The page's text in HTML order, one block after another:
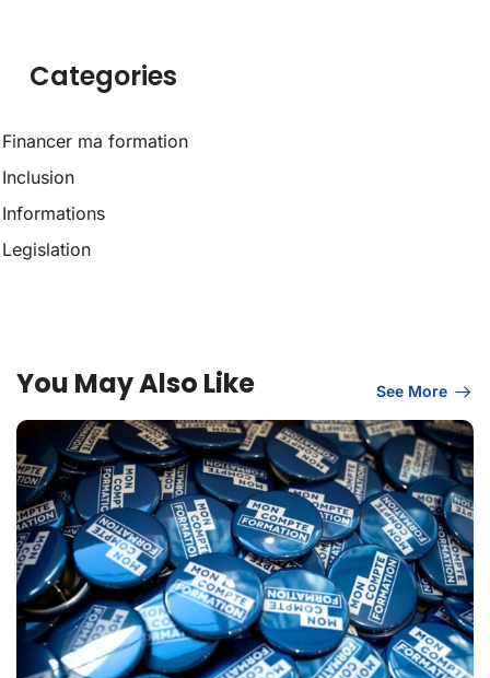
Categories
Financer ma formation
Inclusion
Informations
Legislation
You May Also Like See More